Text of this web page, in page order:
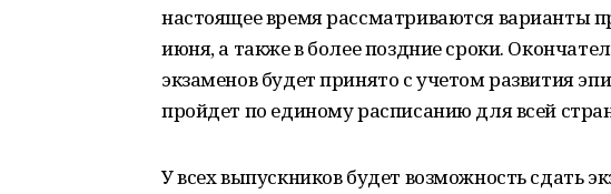
настоящее время рассматриваются варианты
июня, а также в более поздние сроки.
экзаменов будет принято с учетом развития
пройдет по единому расписанию для всей
У всех выпускников будет возможность сдать